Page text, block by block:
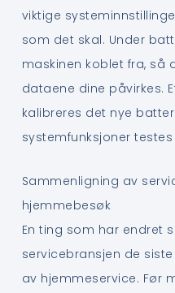
viktige
som det skal. Under
maskinen koblet fra, så
dataene dine påvirkes.
kalibreres det nye
systemfunksjoner
Sammenligning av
hjemmebesøk
En ting som har endret
servicebransjen de
av hjemmeservice. Før